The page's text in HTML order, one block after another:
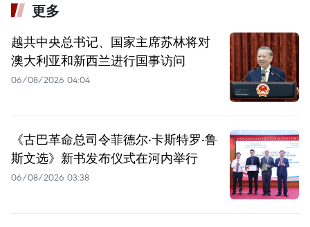
更多
越共中央总书记、国家主席苏林将对
澳大利亚和新西兰进行国事访问
06/08/2026 04:04
《古巴革命总司令菲德尔·卡斯特罗·鲁
斯文选》新书发布仪式在河内举行
06/08/2026 03:38